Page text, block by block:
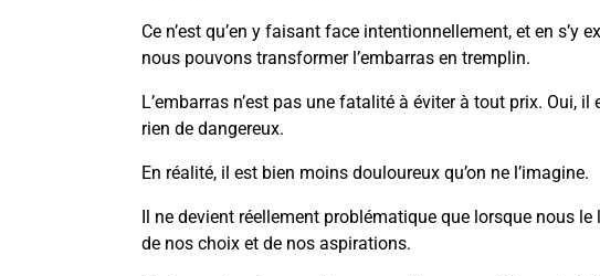
Ce n’est qu’en y faisant face intentionnellement, et en s’y
nous pouvons transformer l’embarras en tremplin.
L’embarras n’est pas une fatalité à éviter à tout prix. Oui,
rien de dangereux.
En réalité, il est bien moins douloureux qu’on ne l’imagine.
Il ne devient réellement problématique que lorsque nous
de nos choix et de nos aspirations.